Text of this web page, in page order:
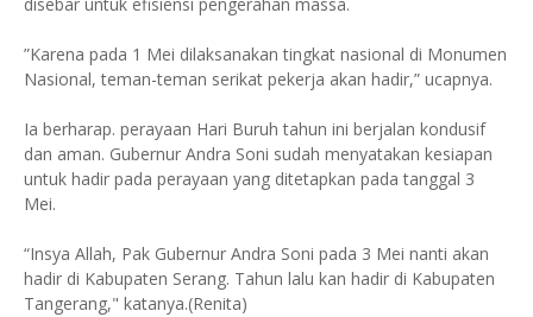
”Karena pada 1 Mei dilaksanakan tingkat nasional di Monumen
Nasional, teman-teman serikat pekerja akan hadir,” ucapnya.
Ia berharap. perayaan Hari Buruh tahun ini berjalan kondusif
dan aman. Gubernur Andra Soni sudah menyatakan kesiapan
untuk hadir pada perayaan yang ditetapkan pada tanggal 3
Mei.
“Insya Allah, Pak Gubernur Andra Soni pada 3 Mei nanti akan
hadir di Kabupaten Serang. Tahun lalu kan hadir di Kabupaten
Tangerang," katanya.(Renita)